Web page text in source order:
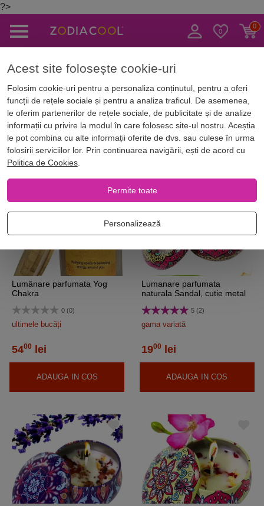
?>
Acasă Magazin Online Aromaterapie Lumanari parfumate
Lumanari parfumate
Filtrează Cele mai noi
Lumânare parfumata Yog
Chakra
0 (0)
ultimele bucăți
5400 lei
ADAUGA IN COS
Lumanare parfumata
naturala Sandal, cutie metal
5 (2)
gama variată
1900 lei
ADAUGA IN COS
Acest site folosește cookie-uri
Folosim cookie-uri pentru a personaliza conținutul, pentru a oferi
funcții de rețele sociale și pentru a analiza traficul. De asemenea,
le oferim partenerilor de rețele sociale, de publicitate și de analize
informații cu privire la modul în care folosesc site-ul nostru. Aceștia
le pot combina cu alte informații oferite de dvs. sau culese în urma
folosirii serviciilor lor. Prin continuarea navigării, ești de acord cu
Politica de Cookies.
Permite toate
Personalizează